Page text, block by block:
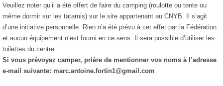
Veuillez noter qu’il a été offert de faire du camping (roulotte ou tente ou
même dormir sur les tatamis) sur le site appartenant au CNYB. Il s’agit
d’une initiative personnelle. Rien n’a été prévu à cet effet par la Fédération
et aucun équipement n’est fourni en ce sens. Il sera possible d’utiliser les
toilettes du centre.
Si vous prévoyez camper, prière de mentionner vos noms à l’adresse
e-mail suivante: marc.antoine.fortin1@gmail.com